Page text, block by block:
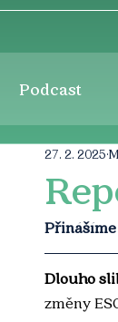
Podcast
27. 2. 2025
Dlouho
změny